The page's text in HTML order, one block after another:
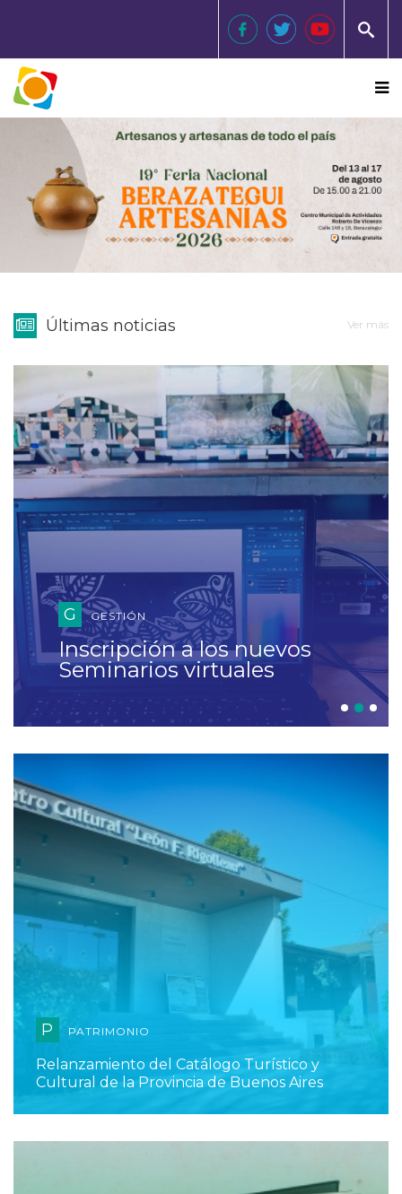
Últimas noticias Ver más
G GESTIÓN
Inscripción a los nuevos
Seminarios virtuales
P PATRIMONIO
Relanzamiento del Catálogo Turístico y
Cultural de la Provincia de Buenos Aires